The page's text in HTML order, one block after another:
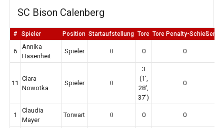
SC Bison Calenberg
# Spieler Position Startaufstellung Tore Tore Penalty-Schießen
6
Annika
Hasenheit
Spieler 0 0 0
11
Clara
Nowotka
Spieler 0
3
(1',
28',
37')
0
1
Claudia
Mayer
Torwart 0 0 0